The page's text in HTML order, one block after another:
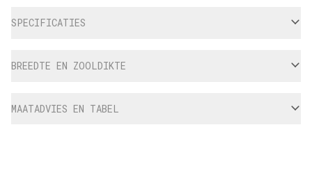
SPECIFICATIES
BREEDTE EN ZOOLDIKTE
MAATADVIES EN TABEL